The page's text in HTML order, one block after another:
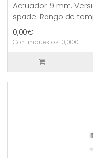
Actuador: 9 mm.
spade. Rango de
0,00€
Con impuestos: 0,00€